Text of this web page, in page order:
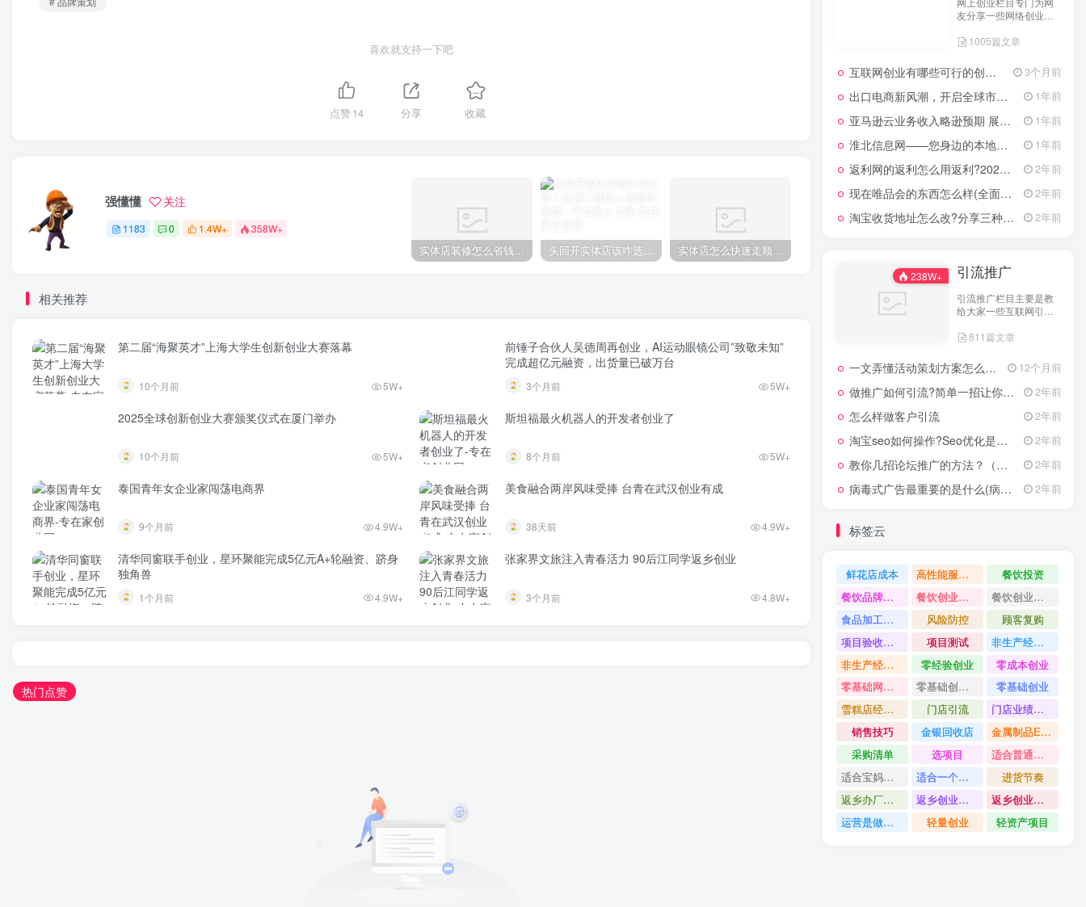
喜欢就支持一下吧
点赞14 分享 收藏
强懂懂 关注
1183 0 1.4W+ 358W+
实体店装修怎么省钱不踩坑？这俩地方做错了后期多花好几万 头回开实体店该咋选位置？这俩门道比人流量还关键，亏过的人才懂 实体店怎么快速走顺？这3个模型比较清晰、容易上手
相关推荐
第二届“海聚英才”上海大学生创新创业大赛落幕
10个月前 5W+
前锤子合伙人吴德周再创业，AI运动眼镜公司”致敬未知”
完成超亿元融资，出货量已破万台
3个月前 5W+
2025全球创新创业大赛颁奖仪式在厦门举办
10个月前 5W+
斯坦福最火机器人的开发者创业了
8个月前 5W+
泰国青年女企业家闯荡电商界
9个月前 4.9W+
美食融合两岸风味受捧 台青在武汉创业有成
38天前 4.9W+
清华同窗联手创业，星环聚能完成5亿元A+轮融资、跻身
独角兽
1个月前 4.9W+
张家界文旅注入青春活力 90后江同学返乡创业
3个月前 4.8W+
热门点赞
友分享一些网络创业项
上创业做生意经验以及
1005篇文章
互联网创业有哪些可行的创业方案？ 3个月前
出口电商新风潮，开启全球市场的数字化之门 1年前
亚马逊云业务收入略逊预期 展望未来创新潜力依然可期 1年前
淮北信息网——您身边的本地生活服务平台 1年前
返利网的返利怎么用返利?2024年网购返利教程 2年前
现在唯品会的东西怎么样(全面评测其产品质量) 2年前
淘宝收货地址怎么改?分享三种最常见的修改方式 2年前
238W+ 引流推广
引流推广栏目主要是教
给大家一些互联网引流
业的引流技术和推广技
在犯难！
811篇文章
一文弄懂活动策划方案怎么写，2025年最新超全干货来了！ 12个月前
做推广如何引流?简单一招让你流量爆增 2年前
怎么样做客户引流 2年前
淘宝seo如何操作?Seo优化是什么意思? 2年前
教你几招论坛推广的方法？（具体论坛推广的步骤） 2年前
病毒式广告最重要的是什么(病毒式广告的创意策略) 2年前
标签云
鲜花店成本 高性能服务器配置教程
餐饮投资
餐饮品牌打造
餐饮创业避坑
餐饮创业故事
食品加工创业
风险防控
顾客复购
项目验收资料
项目测试
非生产经营用固定资产是什么
非生产经营用固定资产分类
零经验创业
零成本创业
零基础网上开店
零基础创业指南
零基础创业
雪糕店经营技巧
门店引流
门店业绩提升方法
销售技巧
金银回收店
金属制品ERP系统
采购清单
选项目
适合普通人的创业
适合宝妈创业项目
适合一个人做的小生意
进货节奏
返乡办厂项目
返乡创业项目
返乡创业做什么好
运营是做什么
轻量创业 轻资产项目